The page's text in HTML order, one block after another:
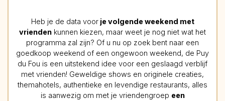
Heb je de data voorje volgende weekend met
vrienden kunnen kiezen, maar weet je nog niet wat het
programma zal zijn? Of u nu op zoek bent naar een
goedkoop weekend of een ongewoon weekend, de Puy
du Fou is een uitstekend idee voor een geslaagd verblijf
met vrienden! Geweldige shows en originele creaties,
themahotels, authentieke en levendige restaurants, alles
is aanwezig om met je vriendengroep een